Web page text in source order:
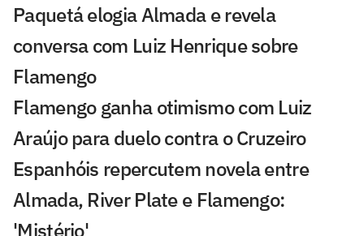
Paquetá elogia Almada e revela
conversa com Luiz Henrique sobre
Flamengo
Flamengo ganha otimismo com Luiz
Araújo para duelo contra o Cruzeiro
Espanhóis repercutem novela entre
Almada, River Plate e Flamengo:
'Mistério'